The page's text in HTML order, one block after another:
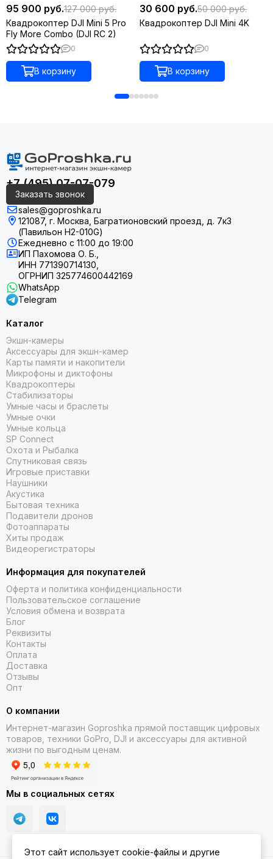
Улучшенный ActiveTrack 360° [2]
Mini 5 Pro распознаёт спортивные сцены и автоматически
выбирает режим «Велоспорт» или стандартный режим для
оптимальной композиции кадра. Улучшенное отслеживание
Вращение подвеса на 225° для динамичных
движений камеры
Благодаря вращению на 225° Mini 5 Pro позволяет снимать
динамичные кадры с новых ракурсов. Функции QuickShot
Rotate, Time-Lapse, Spotlight и Waypoint легко превращают
идеи в кинематографичные кадры.
Всенаправленное обнаружение препятствий
ночью
Он оснащен направленным вперед LiDAR и несколькими
датчиками изображения для всенаправленного
обнаружения препятствий, даже ночью.
95 900 руб.127 000 руб.
Квадрокоптер DJI Mini 5 Pro
Fly More Combo (DJI RC 2)
0
В корзину
30 600 руб.50 000 руб.
Квадрокоптер DJI Mini 4K
0
В корзину
+7 (495) 07-07-079
Заказать звонок
sales@goproshka.ru
121087, г. Москва, Багратионовский проезд, д. 7к3
(Павильон H2-010G)
Ежедневно с 11:00 до 19:00
ИП Пахомова О. Б.,
ИНН 771390714130,
ОГРНИП 325774600442169
WhatsApp
Telegram
Каталог
Экшн-камеры
Аксессуары для экшн-камер
Карты памяти и накопители
Микрофоны и диктофоны
Квадрокоптеры
Стабилизаторы
Умные часы и браслеты
Умные очки
Умные кольца
SP Connect
Охота и Рыбалка
Спутниковая связь
Игровые приставки
Наушники
Акустика
Бытовая техника
Подавители дронов
Фотоаппараты
Хиты продаж
Видеорегистраторы
Информация для покупателей
Оферта и политика конфиденциальности
Пользовательское соглашение
Условия обмена и возврата
Блог
Реквизиты
Контакты
Оплата
Доставка
Отзывы
Опт
О компании
Интернет-магазин Goproshka прямой поставщик цифровых
товаров, техники GoPro, DJI и аксессуары для активной
жизни по выгодным ценам.
Мы в социальных сетях
Этот сайт использует cookie-файлы и другие